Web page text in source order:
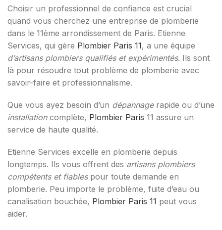
Choisir un professionnel de confiance est crucial
quand vous cherchez une entreprise de plomberie
dans le 11ème arrondissement de Paris. Etienne
Services, qui gère Plombier Paris 11, a une équipe
d’artisans plombiers qualifiés et expérimentés. Ils sont
là pour résoudre tout problème de plomberie avec
savoir-faire et professionnalisme.
Que vous ayez besoin d’un dépannagerapide ou d’une
installationcomplète, Plombier Paris 11 assure un
service de haute qualité.
Etienne Services excelle en plomberie depuis
longtemps. Ils vous offrent des artisans plombiers
compétents et fiablespour toute demande en
plomberie. Peu importe le problème, fuite d’eau ou
canalisation bouchée, Plombier Paris 11 peut vous
aider.